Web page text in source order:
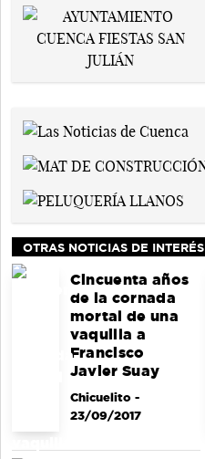
OTRAS NOTICIAS DE INTERÉS
Cincuenta años
de la cornada
mortal de una
vaquilla a
Francisco
Javier Suay
Chicuelito-
23/09/2017